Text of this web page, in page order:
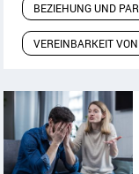
BEZIEHUNG UND
VEREINBARKEIT